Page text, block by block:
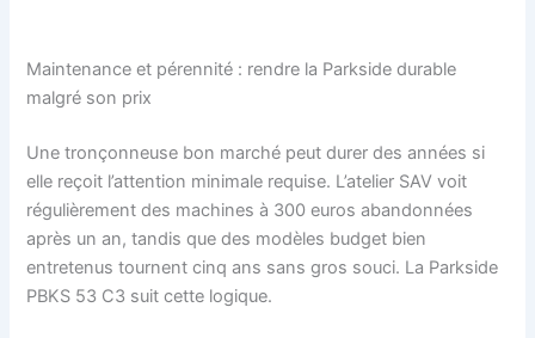
Maintenance et pérennité : rendre la Parkside durable
malgré son prix
Une tronçonneuse bon marché peut durer des années si
elle reçoit l’attention minimale requise. L’atelier SAV voit
régulièrement des machines à 300 euros abandonnées
après un an, tandis que des modèles budget bien
entretenus tournent cinq ans sans gros souci. La Parkside
PBKS 53 C3 suit cette logique.